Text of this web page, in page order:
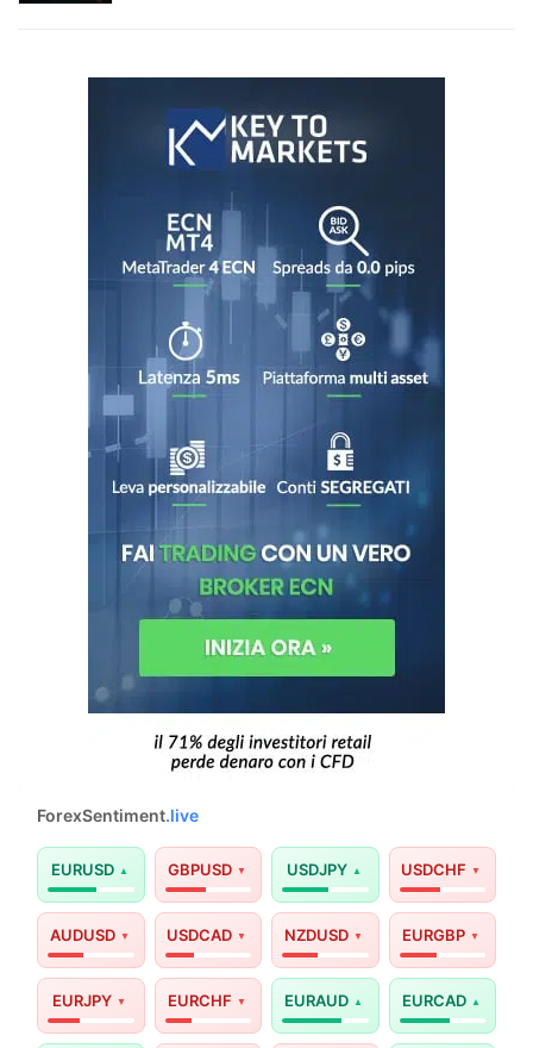
ForexSentiment.live
EURUSD GBPUSD USDJPY USDCHF
AUDUSD USDCAD NZDUSD EURGBP
EURJPY EURCHF EURAUD EURCAD